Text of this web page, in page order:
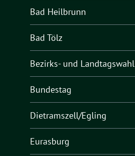
Bad Heilbrunn
Bad Tölz
Bezirks- und Landtagswahl
Bundestag
Dietramszell/Egling
Eurasburg